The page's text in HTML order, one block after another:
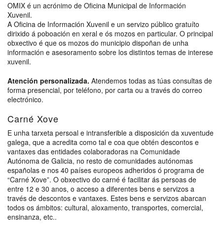
OMIX é un acrónimo de Oficina Municipal de Información
Xuvenil.
A Oficina de Información Xuvenil e un servizo público gratuíto
dirixido á poboación en xeral e ós mozos en particular. O principal
obxectivo é que os mozos do municipio dispoñan de unha
información e asesoramento sobre los distintos temas de interese
xuvenil.
Atención personalizada. Atendemos todas as túas consultas de
forma presencial, por teléfono, por carta ou a través do correo
electrónico.
Carné Xove
E unha tarxeta persoal e intransferible a disposición da xuventude
galega, que a acredita como tal e coa que obtén descontos e
vantaxes das entidades colaboradoras na Comunidade
Autónoma de Galicia, no resto de comunidades autónomas
españolas e nos 40 países europeos adheridos ó programa de
“Carné Xove”. O obxectivo do carné é facilitar ás persoas de
entre 12 e 30 anos, o acceso a diferentes bens e servizos a
través de descontos e vantaxes. Estes bens e servizos abarcan
todos os ámbitos: cultural, aloxamento, transportes, comercial,
ensinanza, etc..